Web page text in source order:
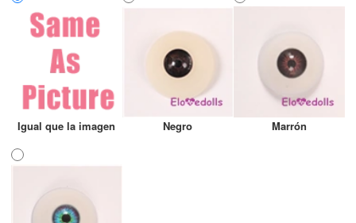
Igual que la imagen Negro Marrón